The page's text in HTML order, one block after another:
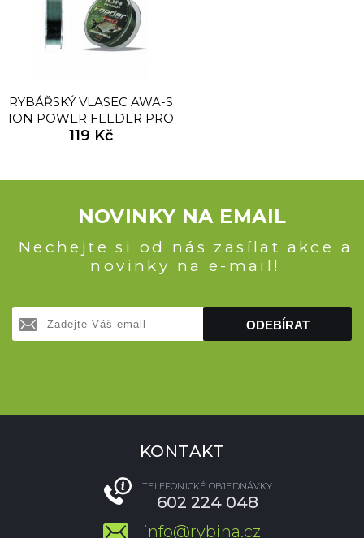
RYBÁŘSKÝ VLASEC AWA-S
ION POWER FEEDER PRO
0,14-0,20MM
119 Kč
NOVINKY NA EMAIL
Nechejte si od nás zasílat akce a
novinky na e-mail!
ODEBÍRAT
KONTAKT
TELEFONICKÉ OBJEDNÁVKY
602 224 048
info@rybina.cz